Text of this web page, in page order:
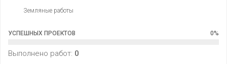
Земляные работы
УСПЕШНЫХ ПРОЕКТОВ 0%
Выполнено работ: 0